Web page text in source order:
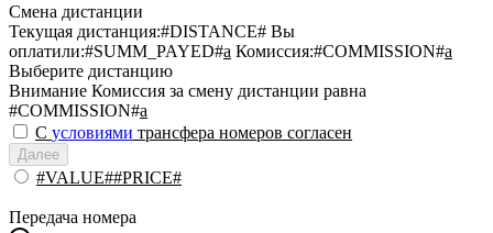
Смена дистанции
Текущая дистанция:#DISTANCE# Вы
оплатили:#SUMM_PAYED#a Комиссия:#COMMISSION#a
Выберите дистанцию
Внимание Комиссия за смену дистанции равна
#COMMISSION#a
С условиями трансфера номеров согласен
Далее
#VALUE##PRICE#
Передача номера